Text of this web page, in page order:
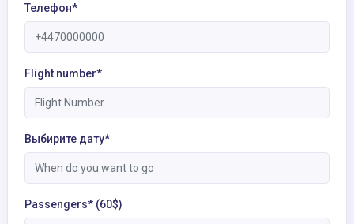
Телефон*
Flight number*
Выбирите дату*
Passengers* (60$)